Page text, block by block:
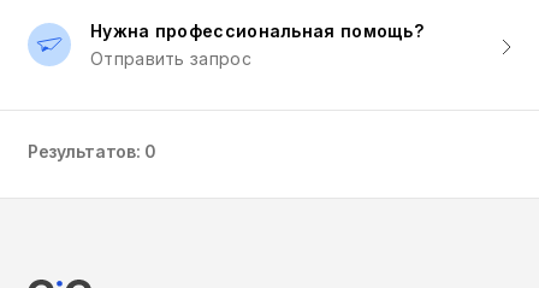
Нужна профессиональная помощь?
Отправить запрос
Результатов: 0